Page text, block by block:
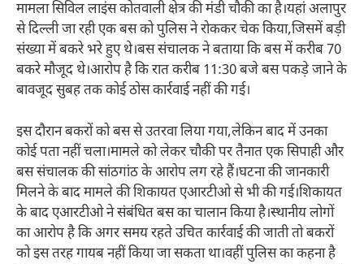
मामला सिविल लाइंस कोतवाली क्षेत्र की मंडी चौकी का है।यहां अलापुर
से दिल्ली जा रही एक बस को पुलिस ने रोककर चेक किया,जिसमें बड़ी
संख्या में बकरे भरे हुए थे।बस संचालक ने बताया कि बस में करीब 70
बकरे मौजूद थे।आरोप है कि रात करीब 11:30 बजे बस पकड़े जाने के
बावजूद सुबह तक कोई ठोस कार्रवाई नहीं की गई।
इस दौरान बकरों को बस से उतरवा लिया गया,लेकिन बाद में उनका
कोई पता नहीं चला।मामले को लेकर चौकी पर तैनात एक सिपाही और
बस संचालक की सांठगांठ के आरोप लग रहे हैं।घटना की जानकारी
मिलने के बाद मामले की शिकायत एआरटीओ से भी की गई।शिकायत
के बाद एआरटीओ ने संबंधित बस का चालान किया है।स्थानीय लोगों
का आरोप है कि अगर समय रहते उचित कार्रवाई की जाती तो बकरों
को इस तरह गायब नहीं किया जा सकता था।वहीं पुलिस का कहना है